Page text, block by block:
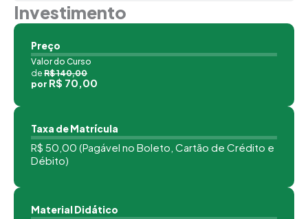
Investimento
Preço
Valor do Curso
de R$ 140,00
por R$ 70,00
Taxa de Matrícula
R$ 50,00 (Pagável no Boleto, Cartão de Crédito e
Débito)
Material Didático